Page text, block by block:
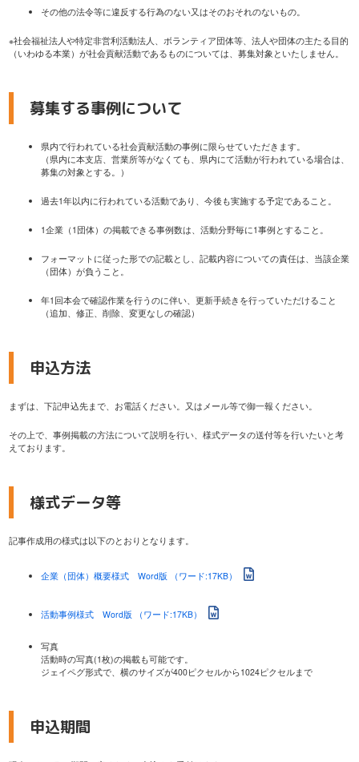
その他の法令等に違反する行為のない又はそのおそれのないもの。
※社会福祉法人や特定非営利活動法人、ボランティア団体等、法人や団体の主たる目的
（いわゆる本業）が社会貢献活動であるものについては、募集対象といたしません。
募集する事例について
県内で行われている社会貢献活動の事例に限らせていただきます。
（県内に本支店、営業所等がなくても、県内にて活動が行われている場合は、
募集の対象とする。）
過去1年以内に行われている活動であり、今後も実施する予定であること。
1企業（1団体）の掲載できる事例数は、活動分野毎に1事例とすること。
フォーマットに従った形での記載とし、記載内容についての責任は、当該企業
（団体）が負うこと。
年1回本会で確認作業を行うのに伴い、更新手続きを行っていただけること
（追加、修正、削除、変更なしの確認）
申込方法
まずは、下記申込先まで、お電話ください。又はメール等で御一報ください。
その上で、事例掲載の方法について説明を行い、様式データの送付等を行いたいと考
えております。
様式データ等
記事作成用の様式は以下のとおりとなります。
企業（団体）概要様式 Word版 （ワード:17KB）
活動事例様式 Word版 （ワード:17KB）
写真
活動時の写真(1枚)の掲載も可能です。
ジェイペグ形式で、横のサイズが400ピクセルから1024ピクセルまで
申込期間